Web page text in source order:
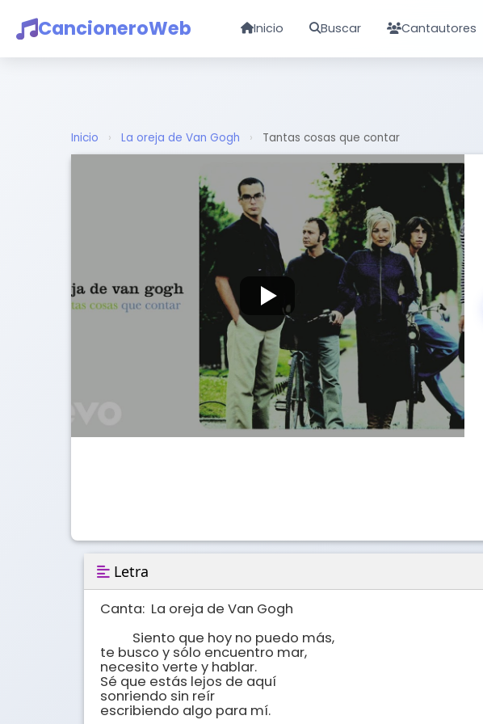
CancioneroWeb Inicio Buscar Cantautores
Inicio › La oreja de Van Gogh › Tantas cosas que contar
Letra
Canta:  La oreja de Van Gogh
te busco y sólo encuentro mar,
necesito verte y hablar.
Sé que estás lejos de aquí
sonriendo sin reír
escribiendo algo para mí.